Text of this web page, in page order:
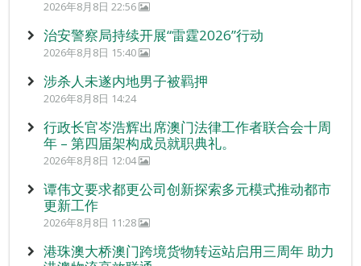
2026年8月8日 22:56
治安警察局持续开展“雷霆2026”行动
2026年8月8日 15:40
涉杀人未遂内地男子被羁押
2026年8月8日 14:24
行政长官岑浩辉出席澳门法律工作者联合会十周
年 – 第四届架构成员就职典礼。
2026年8月8日 12:04
谭伟文要求都更公司创新探索多元模式推动都市
更新工作
2026年8月8日 11:28
港珠澳大桥澳门跨境货物转运站启用三周年 助力